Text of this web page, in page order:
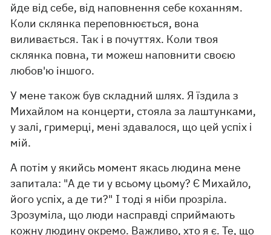
йде від себе, від наповнення себе коханням.
Коли склянка переповнюється, вона
виливається. Так і в почуттях. Коли твоя
склянка повна, ти можеш наповнити своєю
любов'ю іншого.
У мене також був складний шлях. Я їздила з
Михайлом на концерти, стояла за лаштунками,
у залі, гримерці, мені здавалося, що цей успіх і
мій.
А потім у якийсь момент якась людина мене
запитала: "А де ти у всьому цьому? Є Михайло,
його успіх, а де ти?" І тоді я ніби прозріла.
Зрозуміла, що люди насправді сприймають
кожну людину окремо. Важливо, хто я є. Те, що